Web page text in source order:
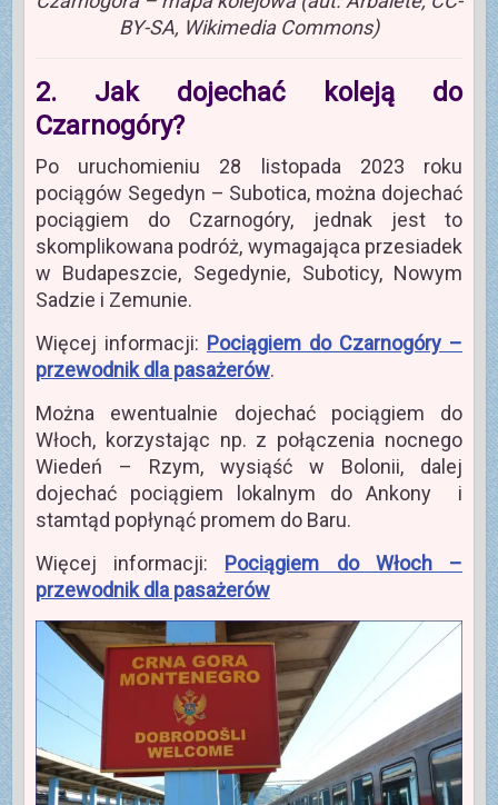
BY-SA, Wikimedia Commons)
2. Jak dojechać koleją do
Czarnogóry?
Po uruchomieniu 28 listopada 2023 roku
pociągów Segedyn – Subotica, można dojechać
pociągiem do Czarnogóry, jednak jest to
skomplikowana podróż, wymagająca przesiadek
w Budapeszcie, Segedynie, Suboticy, Nowym
Sadzie i Zemunie.
Więcej informacji: Pociągiem do Czarnogóry –
przewodnik dla pasażerów.
Można ewentualnie dojechać pociągiem do
Włoch, korzystając np. z połączenia nocnego
Wiedeń – Rzym, wysiąść w Bolonii, dalej
dojechać pociągiem lokalnym do Ankony i
stamtąd popłynąć promem do Baru.
Więcej informacji: Pociągiem do Włoch –
przewodnik dla pasażerów